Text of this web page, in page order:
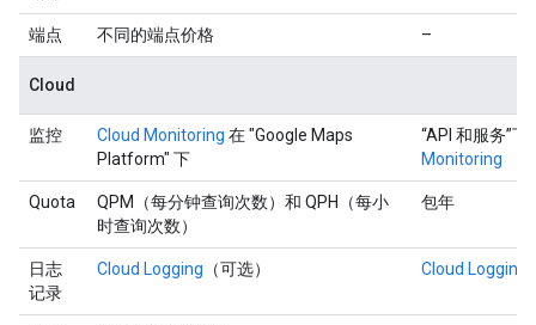
端点 不同的端点价格 –
Cloud
监控 Cloud Monitoring 在 "Google Maps
Platform" 下
“API 和服务”
Monitoring
Quota
QPM（每分钟查询次数）和 QPH（每小
时查询次数）
包年
日志
记录
Cloud Logging （可选） Cloud Logging